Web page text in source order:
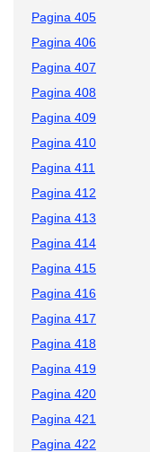
Pagina 405
Pagina 406
Pagina 407
Pagina 408
Pagina 409
Pagina 410
Pagina 411
Pagina 412
Pagina 413
Pagina 414
Pagina 415
Pagina 416
Pagina 417
Pagina 418
Pagina 419
Pagina 420
Pagina 421
Pagina 422